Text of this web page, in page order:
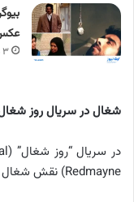
۳ هفته پیش
شغال در سریال روز
Redmayne) نقش شغال را بازی می‌کند.